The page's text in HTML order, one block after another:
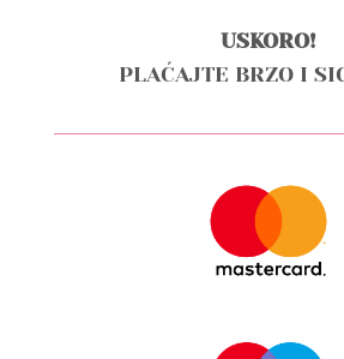
USKORO!
PLAĆAJTE BRZO I